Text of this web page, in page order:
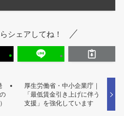
シェアしてね！
厚生労働省・中小企業庁｜
「最低賃金引き上げに伴う
支援」を強化しています